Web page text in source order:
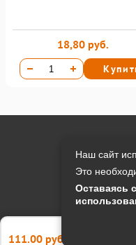
18,80 руб.
111.00 руб.
Онлайн
Наш сайт
Это
Оставаясь